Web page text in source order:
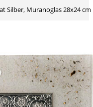
Silber, Muranoglas 28x24 cm